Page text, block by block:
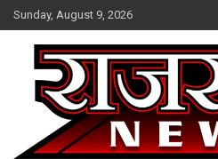
Skip
to
content
Sunday, August 9, 2026